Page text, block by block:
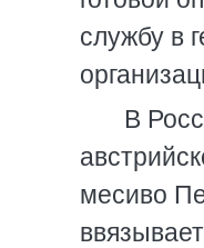
службу в
В
месиво